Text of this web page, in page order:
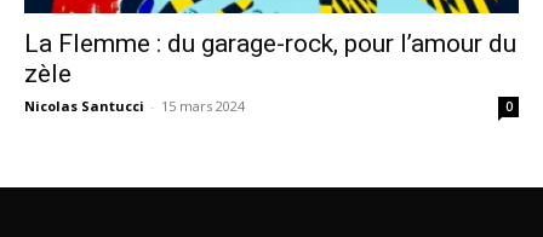
La Flemme : du garage-rock, pour l’amour du
zèle
Nicolas Santucci - 15 mars 2024 0